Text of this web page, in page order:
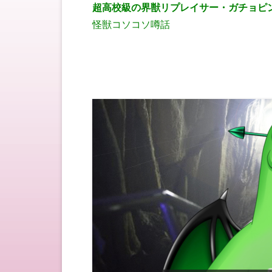
超高校級の界獣リプレイサー・ガチョピ
怪獣コソコソ噂話